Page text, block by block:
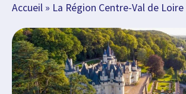
Accueil» La Région Centre-Val de Loire